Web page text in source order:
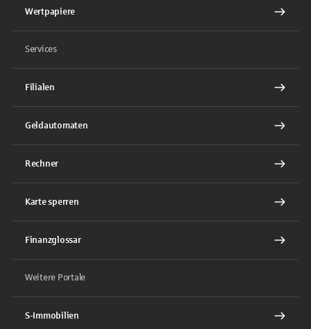
Wertpapiere
Services
Filialen
Geldautomaten
Rechner
Karte sperren
Finanzglossar
Weitere Portale
S-Immobilien